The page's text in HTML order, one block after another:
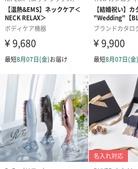
紅茶・コーヒー・スイーツを同
への＋αにおすすめです。
アールグレイ（HAPPY
BIRTHDAY TO YOU）
（660円）
アール
（660円